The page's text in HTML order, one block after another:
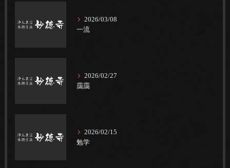
2026/03/08
一流
2026/02/27
靄靄
2026/02/15
勉学